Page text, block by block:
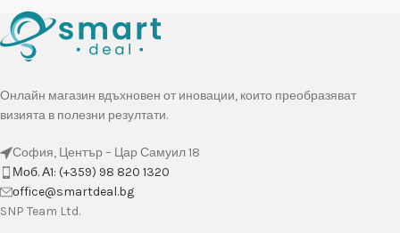
Онлайн магазин вдъхновен от иновации, които преобразяват
визията в полезни резултати.
София, Център – Цар Самуил 18
Моб. А1: (+359) 98 820 1320
оffice@smartdeal.bg
SNP Team Ltd.